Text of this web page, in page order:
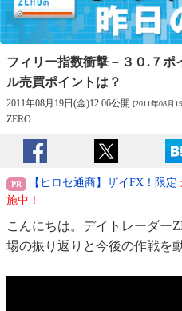
フィリー指数衝撃－３０.７ポ
ル売買ポイントは？
2011年08月19日(金)12:06公開 [2011年08月
ZERO
【ヒロセ通商】ザイFX！限定
施中！
こんにちは。デイトレーダー
場の振り返りと今後の作戦を